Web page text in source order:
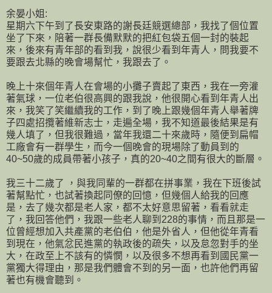
余晏小姐:
星期六下午到了長安東路的謝長廷競選總部，我找了個位置
坐了下來，陪著一群長備默默的把紅包袋五個一封的裝起
來，後來有青年部的看到我，說很少看到年青人，問我要不
要跟去北縣的晚會場幫忙，我跟去了。
晚上十來個年青人在會場的小攤子賣起了東西，我在一旁灌
著氣球，一位老伯很高興的跟我說，他很開心看到年青人出
來，我笑了笑繼續我的工作，到了晚上跟幾個年青人舉著牌
子四處招攬著維新志士，走遍全場，我不知道最後結果是有
幾人填了，但我很難過，當年我還二十來歲時，隨便到扁帽
工廠會有一群學生，而今一個晚會的現場除了動員到的
40~50歲的成員帶著小孩子，真的20~40之間有很大的斷層。
我三十二歲了 ，與我同輩的一群都在拼事業，我在下班後試
著幫點忙，也試著換起同僚的回憶，但幾個人給我的回應
是，去了幾次都是老人家，都不太好意思留著，看看就走
了，我回答他們，我跟一些老人聊到228的事情，而且那是一
位曾經想加入共產黨的老伯伯，他是外省人，但他從年青看
到現在，他氣忿民進黨的執政後的疏失，以及怠忽對手的坐
大，在政至上不該有的憐憫，以及很多不想再看到國民黨一
黨獨大得理由，那是我們體會不到的另一面，也許他們再留
著也有機會聽到。